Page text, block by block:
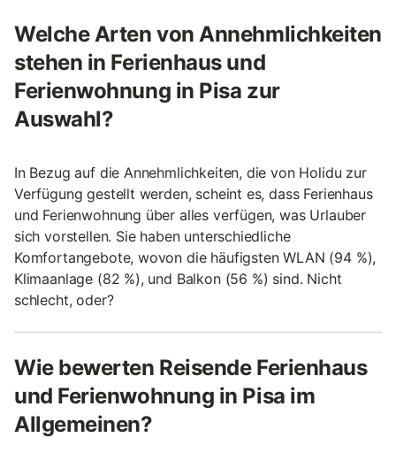
Welche Arten von Annehmlichkeiten
stehen in Ferienhaus und
Ferienwohnung in Pisa zur
Auswahl?
In Bezug auf die Annehmlichkeiten, die von Holidu zur
Verfügung gestellt werden, scheint es, dass Ferienhaus
und Ferienwohnung über alles verfügen, was Urlauber
sich vorstellen. Sie haben unterschiedliche
Komfortangebote, wovon die häufigsten WLAN (94 %),
Klimaanlage (82 %), und Balkon (56 %) sind. Nicht
schlecht, oder?
Wie bewerten Reisende Ferienhaus
und Ferienwohnung in Pisa im
Allgemeinen?